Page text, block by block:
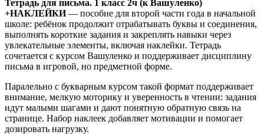
Тетрадь для письма. 1 класс 2ч (к Вашуленко)
+НАКЛЕЙКИ— пособие для второй части года в начальной
школе: ребёнок продолжит отрабатывать буквы и соединения,
выполнять короткие задания и закреплять навыки через
увлекательные элементы, включая наклейки. Тетрадь
сочетается с курсом Вашуленко и поддерживает дисциплину
письма в игровой, но предметной форме.
Паралельно с букварным курсом такой формат поддерживает
внимание, мелкую моторику и уверенность в чтении: задания
идут малыми шагами и дают понятную обратную связь на
странице. Набор наклеек добавляет мотивации и помогает
дозировать нагрузку.